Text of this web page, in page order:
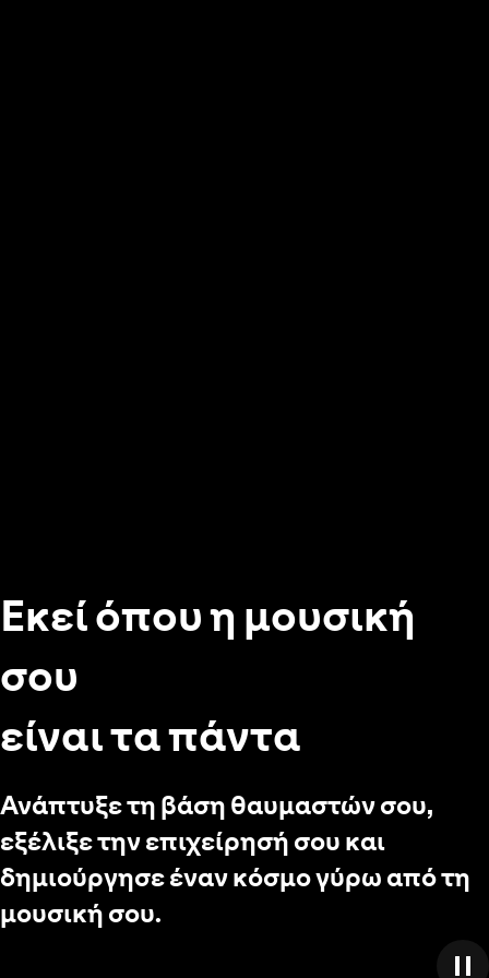
Εκεί όπου η μουσική
σου
είναι τα πάντα
Ανάπτυξε τη βάση θαυμαστών σου,
εξέλιξε την επιχείρησή σου και
δημιούργησε έναν κόσμο γύρω από τη
μουσική σου.